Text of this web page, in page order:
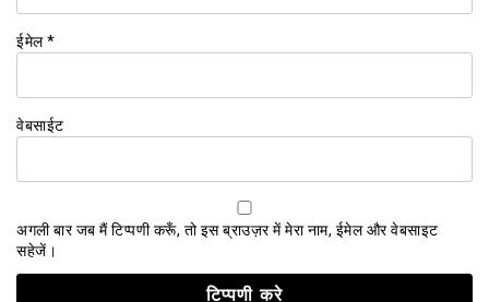
ईमेल*
वेबसाईट
अगली बार जब मैं टिप्पणी करूँ, तो इस ब्राउज़र में मेरा नाम, ईमेल और वेबसाइट
सहेजें।